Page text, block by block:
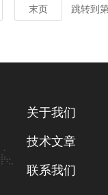
末页 跳转到
关于我们
技术文章
联系我们